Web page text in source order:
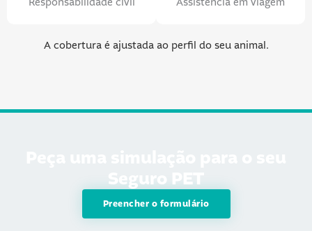
Responsabilidade civil Assistência em viagem
A cobertura é ajustada ao perfil do seu animal.
Seguro PET
Preencher o formulário